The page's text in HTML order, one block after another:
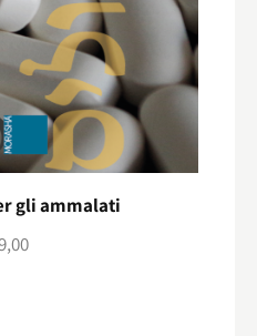
gli ammalati